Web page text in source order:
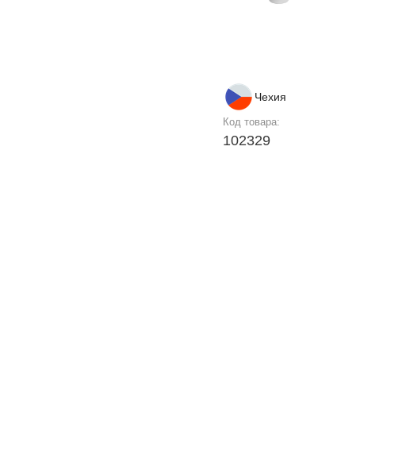
Чехия
Код товара:
102329